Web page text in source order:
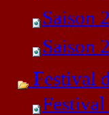
Saison
Saison
Festival